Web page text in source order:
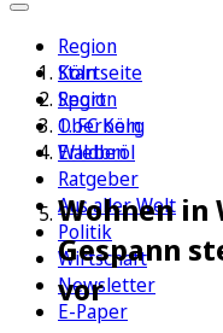
Region
Köln
Sport
1. FC Köln
Erleben
Ratgeber
Aus aller Welt
Politik
Wirtschaft
Newsletter
E-Paper
Startseite
Region
Oberberg
Waldbröl
Wohnen in
Gespann
vor